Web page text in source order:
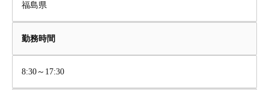
福島県
勤務時間
8:30～17:30